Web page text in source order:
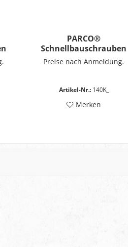
PARCO®
Schnellbauschrauben
mit Feingewinde - Typ
140 - Kleinpackung
Preise nach Anmeldung.
Artikel-Nr.:140K_
Merken